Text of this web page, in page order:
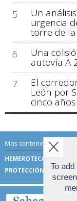
5
Un
urgencia
torre de la
6
Una
autovía
7
El
León por
cinco
Mas contenido de
HEMEROTECA
PROTECCIÓN DE DATOS
To